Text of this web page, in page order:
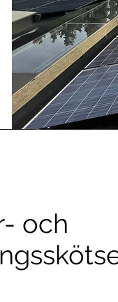
och